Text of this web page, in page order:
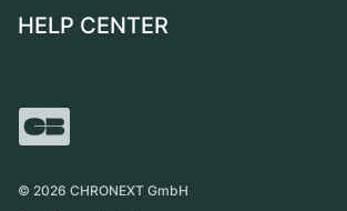
France
International
Independent Brands
Qui sommes-nous ?
Magazine
HELP CENTER
Retrait sur place
© 2026 CHRONEXT GmbH